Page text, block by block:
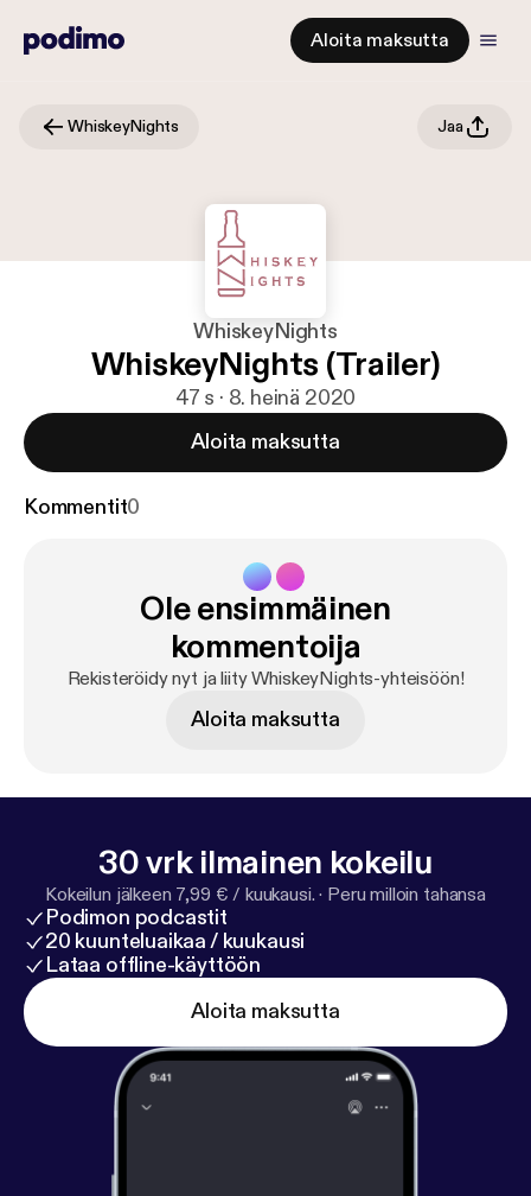
Aloita maksutta
WhiskeyNights Jaa
WhiskeyNights
WhiskeyNights (Trailer)
47 s · 8. heinä 2020
Aloita maksutta
Kommentit0
Ole ensimmäinen
kommentoija
Rekisteröidy nyt ja liity WhiskeyNights-yhteisöön!
Aloita maksutta
30 vrk ilmainen kokeilu
Kokeilun jälkeen 7,99 € / kuukausi. · Peru milloin tahansa
Podimon podcastit
20 kuunteluaikaa / kuukausi
Lataa offline-käyttöön
Aloita maksutta